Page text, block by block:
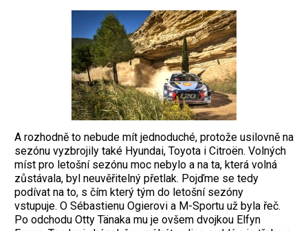
A rozhodně to nebude mít jednoduché, protože usilovně na
sezónu vyzbrojily také Hyundai, Toyota i Citroën. Volných
míst pro letošní sezónu moc nebylo a na ta, která volná
zůstávala, byl neuvěřitelný přetlak. Pojďme se tedy
podívat na to, s čím který tým do letošní sezóny
vstupuje. O Sébastienu Ogierovi a M-Sportu už byla řeč.
Po odchodu Otty Tänaka mu je ovšem dvojkou Elfyn